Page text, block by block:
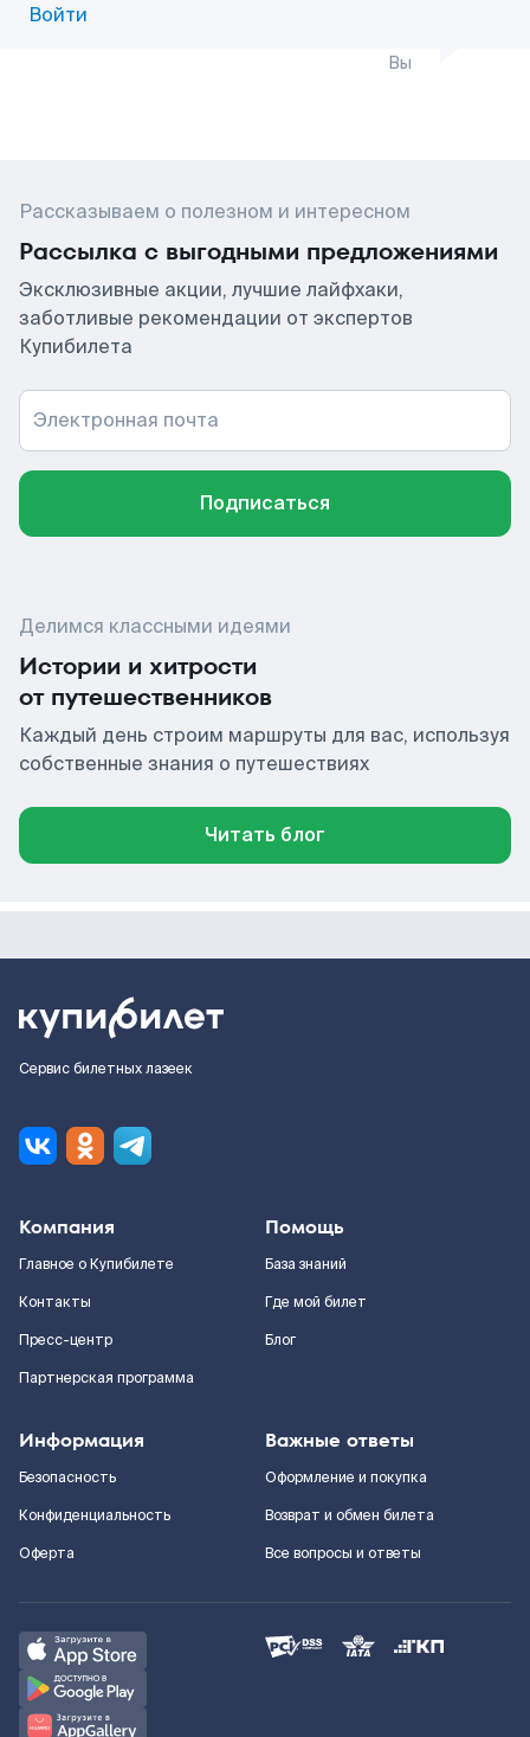
Войти
Вы
Рассказываем о полезном и интересном
Рассылка с выгодными предложениями
Эксклюзивные акции, лучшие лайфхаки,
заботливые рекомендации от экспертов
Купибилета
Электронная почта
Подписаться
Делимся классными идеями
Истории и хитрости
от путешественников
Каждый день строим маршруты для вас, используя
собственные знания о путешествиях
Читать блог
Сервис билетных лазеек
Компания
Главное о Купибилете
Контакты
Пресс-центр
Партнерская программа
Помощь
База знаний
Где мой билет
Блог
Информация
Безопасность
Конфиденциальность
Оферта
Важные ответы
Оформление и покупка
Возврат и обмен билета
Все вопросы и ответы